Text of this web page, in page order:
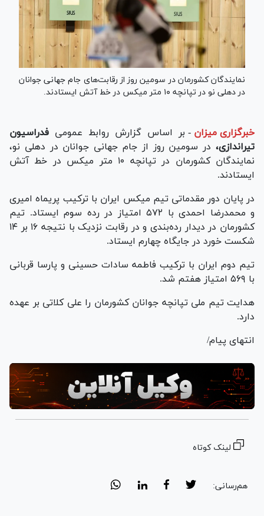
نمایندگان کشورمان در سومین روز از رقابت‌های جام جهانی جوانان
در دهلی نو در تپانچه ۱۰ متر میکس در خط آتش ایستادند.
خبرگزاری میزان - بر اساس گزارش روابط عمومی فدراسیون
تیراندازی، در سومین روز از جام جهانی جوانان در دهلی نو،
نمایندگان کشورمان در تپانچه ۱۰ متر میکس در خط آتش
ایستادند.
در پایان دور مقدماتی تیم میکس ایران با ترکیب پریماه امیری
و محمدرضا احمدی با ۵۷۲ امتیاز در رده سوم ایستاد. تیم
کشورمان در دیدار رده‌بندی و در رقابت نزدیک با نتیجه ۱۶ بر ۱۴
شکست خورد در جایگاه چهارم ایستاد.
تیم دوم ایران با ترکیب فاطمه سادات حسینی و پارسا قربانی
با ۵۶۹ امتیاز هفتم شد.
هدایت تیم ملی تپانچه جوانان کشورمان را علی کلاتی بر عهده
دارد.
انتهای پیام/
لینک کوتاه
هم‌رسانی: